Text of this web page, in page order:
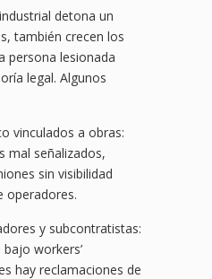
detona un
también crecen los
persona lesionada
legal. Algunos
vinculados a obras:
mal señalizados,
sin visibilidad
operadores.
y subcontratistas:
workers’
hay reclamaciones de